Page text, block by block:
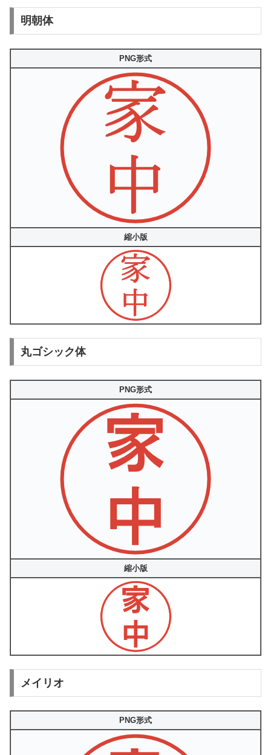
明朝体
PNG形式
縮小版
丸ゴシック体
PNG形式
縮小版
メイリオ
PNG形式